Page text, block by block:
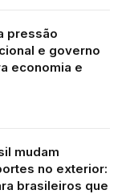
pressão
e governo
economia e
mudam
no exterior:
brasileiros que